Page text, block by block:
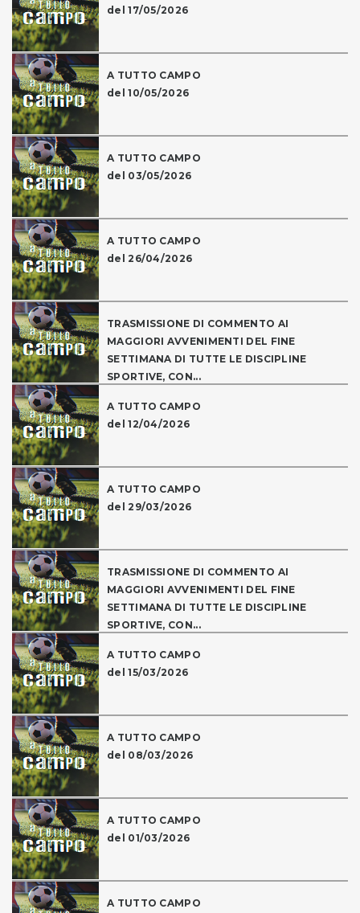
del 17/05/2026
A TUTTO CAMPO
del 10/05/2026
A TUTTO CAMPO
del 03/05/2026
A TUTTO CAMPO
del 26/04/2026
TRASMISSIONE DI COMMENTO AI
MAGGIORI AVVENIMENTI DEL FINE
SETTIMANA DI TUTTE LE DISCIPLINE
SPORTIVE, CON...
A TUTTO CAMPO
del 12/04/2026
A TUTTO CAMPO
del 29/03/2026
TRASMISSIONE DI COMMENTO AI
MAGGIORI AVVENIMENTI DEL FINE
SETTIMANA DI TUTTE LE DISCIPLINE
SPORTIVE, CON...
A TUTTO CAMPO
del 15/03/2026
A TUTTO CAMPO
del 08/03/2026
A TUTTO CAMPO
del 01/03/2026
A TUTTO CAMPO